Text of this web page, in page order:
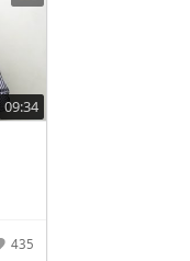
09:34
435